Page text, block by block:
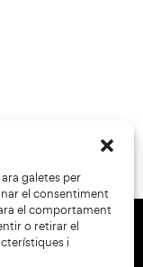
galetes per
el consentiment
el comportament
o retirar el
i